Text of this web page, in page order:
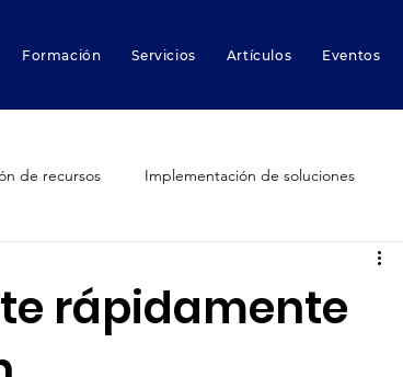
Formación Servicios Artículos Eventos
de recursos Implementación de soluciones
Management
rápidamente